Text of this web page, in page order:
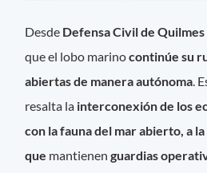
Desde Defensa Civil de Quilmes
que el lobo marinocontinúe su
abiertas de manera autónoma.
resalta la interconexión de los
con la fauna del mar abierto, a
que mantienenguardias